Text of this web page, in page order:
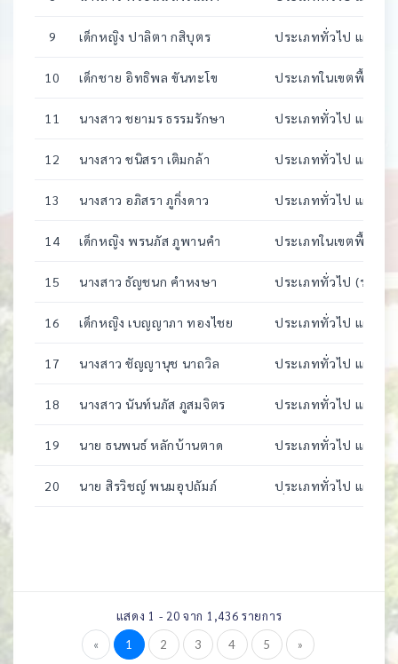
9 เด็กหญิง ปาลิตา กสิบุตร
ประเภททั่วไป แผนก
10
เด็กชาย อิทธิพล ขันทะโข ประเภทในเขตพื้นที่บ
11 นางสาว ชยามร ธรรมรักษา
ประเภททั่วไป แผนกา
12
นางสาว ชนิสรา เติมกล้า
ประเภททั่วไป แผนกา
13
นางสาว อภิสรา ภูกิ่งดาว ประเภททั่วไป แผนก
14 เด็กหญิง พรนภัส ภูพานคำ ประเภทในเขตพื้นที่บ
15 นางสาว ธัญชนก คำหงษา
ประเภททั่วไป (รอบ
16
เด็กหญิง เบญญาภา ทองไชย ประเภททั่วไป แผนก
17 นางสาว ชัญญานุช นาถวิล ประเภททั่วไป แผนก
18 นางสาว นันท์นภัส ภูสมจิตร
ประเภททั่วไป แผนกา
19
นาย ธนพนธ์ หลักบ้านตาด ประเภททั่วไป แผนก
20 นาย สิรวิชญ์ พนมอุปถัมภ์
ประเภททั่วไป แผนก
แสดง 1 - 20 จาก 1,436 รายการ
« 1 2 3 4 5 »